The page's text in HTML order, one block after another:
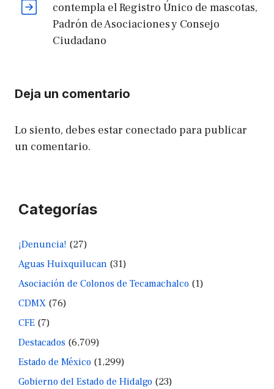
contempla el Registro Único de mascotas,
Padrón de Asociaciones y Consejo
Ciudadano
Deja un comentario
Lo siento, debes estar conectado para publicar
un comentario.
Categorías
¡Denuncia! (27)
Aguas Huixquilucan (31)
Asociación de Colonos de Tecamachalco (1)
CDMX (76)
CFE (7)
Destacados (6,709)
Estado de México (1,299)
Gobierno del Estado de Hidalgo (23)